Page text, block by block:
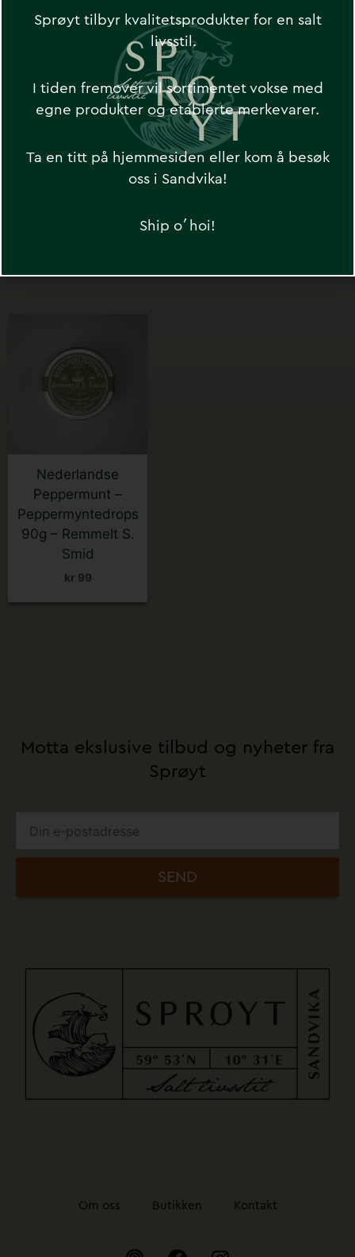
Skärgardstvål
Sjampo
Havtorn
Mechanics
Nederlandse
Peppermunt –
Peppermyntedrops
90g – Remmelt S.
Smid
kr 99
Motta ekslusive tilbud og nyheter fra
Sprøyt
SEND
Om oss Butikken Kontakt
P F I
Sprøyt tilbyr kvalitetsprodukter for en salt
livsstil.
I tiden fremover vil sortimentet vokse med
egne produkter og etablerte merkevarer.
Ta en titt på hjemmesiden eller kom å besøk
oss i Sandvika!
Ship o´hoi!